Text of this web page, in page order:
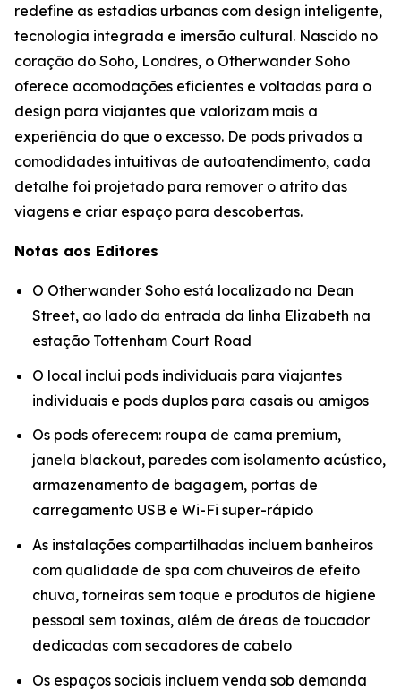
redefine as estadias urbanas com design inteligente,
tecnologia integrada e imersão cultural. Nascido no
coração do Soho, Londres, o Otherwander Soho
oferece acomodações eficientes e voltadas para o
design para viajantes que valorizam mais a
experiência do que o excesso. De pods privados a
comodidades intuitivas de autoatendimento, cada
detalhe foi projetado para remover o atrito das
viagens e criar espaço para descobertas.
Notas aos Editores
O Otherwander Soho está localizado na Dean
Street, ao lado da entrada da linha Elizabeth na
estação Tottenham Court Road
O local inclui pods individuais para viajantes
individuais e pods duplos para casais ou amigos
Os pods oferecem: roupa de cama premium,
janela blackout, paredes com isolamento acústico,
armazenamento de bagagem, portas de
carregamento USB e Wi-Fi super-rápido
As instalações compartilhadas incluem banheiros
com qualidade de spa com chuveiros de efeito
chuva, torneiras sem toque e produtos de higiene
pessoal sem toxinas, além de áreas de toucador
dedicadas com secadores de cabelo
Os espaços sociais incluem venda sob demanda